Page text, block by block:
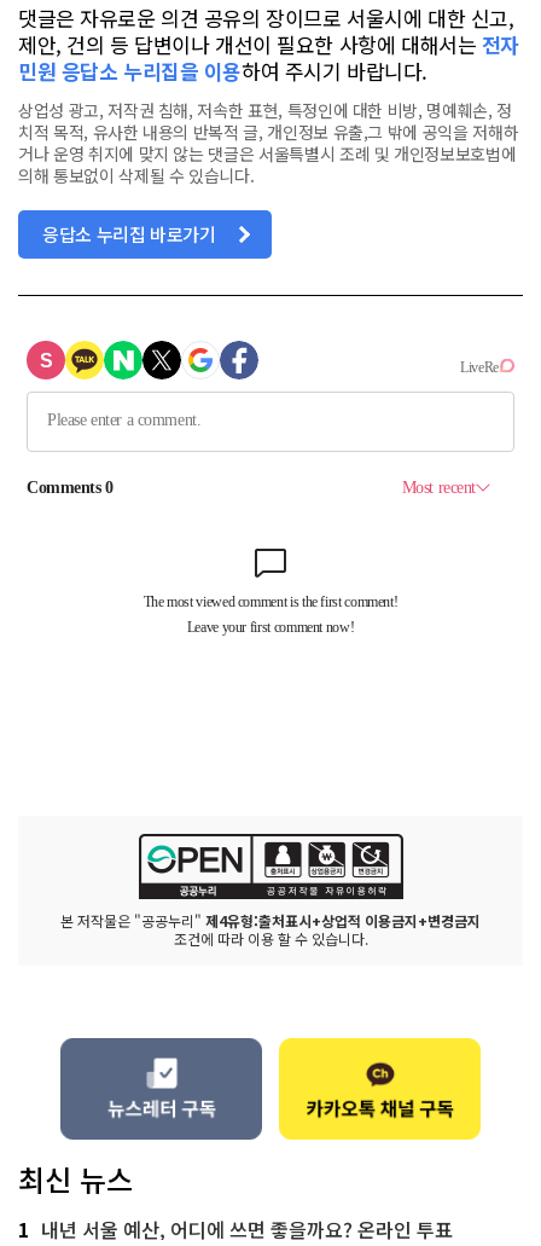
댓글은 자유로운 의견 공유의 장이므로 서울시에 대한 신고,
제안, 건의 등 답변이나 개선이 필요한 사항에 대해서는 전자
민원 응답소 누리집을 이용하여 주시기 바랍니다.
상업성 광고, 저작권 침해, 저속한 표현, 특정인에 대한 비방, 명예훼손, 정
치적 목적, 유사한 내용의 반복적 글, 개인정보 유출,그 밖에 공익을 저해하
거나 운영 취지에 맞지 않는 댓글은 서울특별시 조례 및 개인정보보호법에
의해 통보없이 삭제될 수 있습니다.
응답소 누리집 바로가기
본 저작물은 "공공누리" 제4유형:출처표시+상업적 이용금지+변경금지
조건에 따라 이용 할 수 있습니다.
최신 뉴스
1 내년 서울 예산, 어디에 쓰면 좋을까요? 온라인 투표